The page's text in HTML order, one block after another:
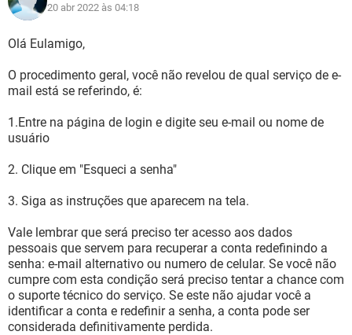
20 abr 2022 às 04:18
Olá Eulamigo,
O procedimento geral, você não revelou de qual serviço de e-
mail está se referindo, é:
1.Entre na página de login e digite seu e-mail ou nome de
usuário
2. Clique em "Esqueci a senha"
3. Siga as instruções que aparecem na tela.
Vale lembrar que será preciso ter acesso aos dados
pessoais que servem para recuperar a conta redefinindo a
senha: e-mail alternativo ou numero de celular. Se você não
cumpre com esta condição será preciso tentar a chance com
o suporte técnico do serviço. Se este não ajudar você a
identificar a conta e redefinir a senha, a conta pode ser
considerada definitivamente perdida.